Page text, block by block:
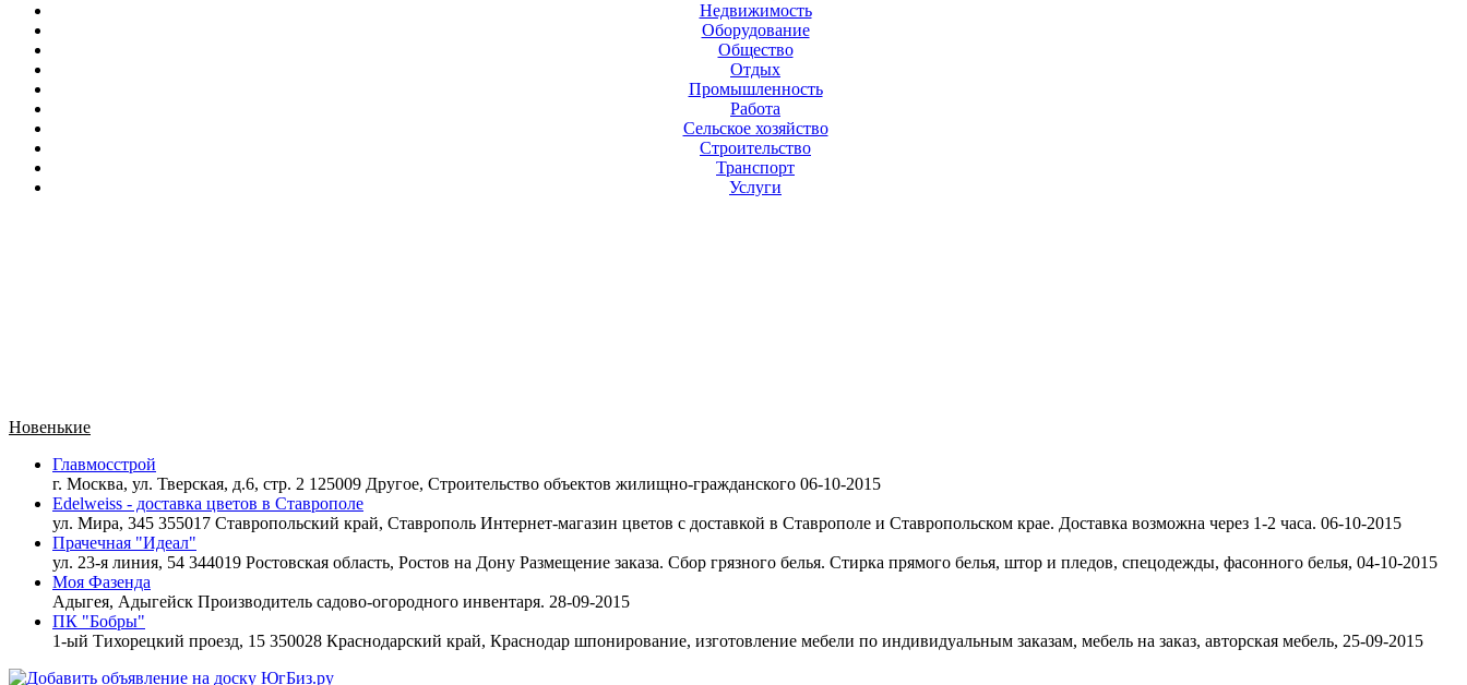
Недвижимость
Оборудование
Общество
Отдых
Промышленность
Работа
Сельское хозяйство
Строительство
Транспорт
Услуги
Новенькие
Главмосстрой
г. Москва, ул. Тверская, д.6, стр. 2 125009 Другое, Строительство объектов жилищно-гражданского 06-10-2015
Edelweiss - доставка цветов в Ставрополе
ул. Мира, 345 355017 Ставропольский край, Ставрополь Интернет-магазин цветов с доставкой в Ставрополе и Ставропольском крае. Доставка возможна через 1-2 часа. 06-10-2015
Прачечная "Идеал"
ул. 23-я линия, 54 344019 Ростовская область, Ростов на Дону Размещение заказа. Сбор грязного белья. Стирка прямого белья, штор и пледов, спецодежды, фасонного белья, 04-10-2015
Моя Фазенда
Адыгея, Адыгейск Производитель садово-огородного инвентаря. 28-09-2015
ПК "Бобры"
1-ый Тихорецкий проезд, 15 350028 Краснодарский край, Краснодар шпонирование, изготовление мебели по индивидуальным заказам, мебель на заказ, авторская мебель, 25-09-2015